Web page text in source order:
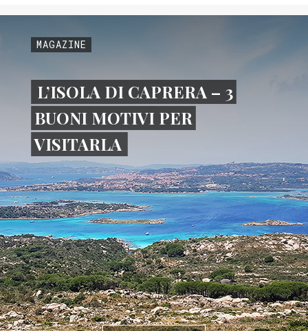
MAGAZINE
L’ISOLA DI CAPRERA – 3
BUONI MOTIVI PER
VISITARLA